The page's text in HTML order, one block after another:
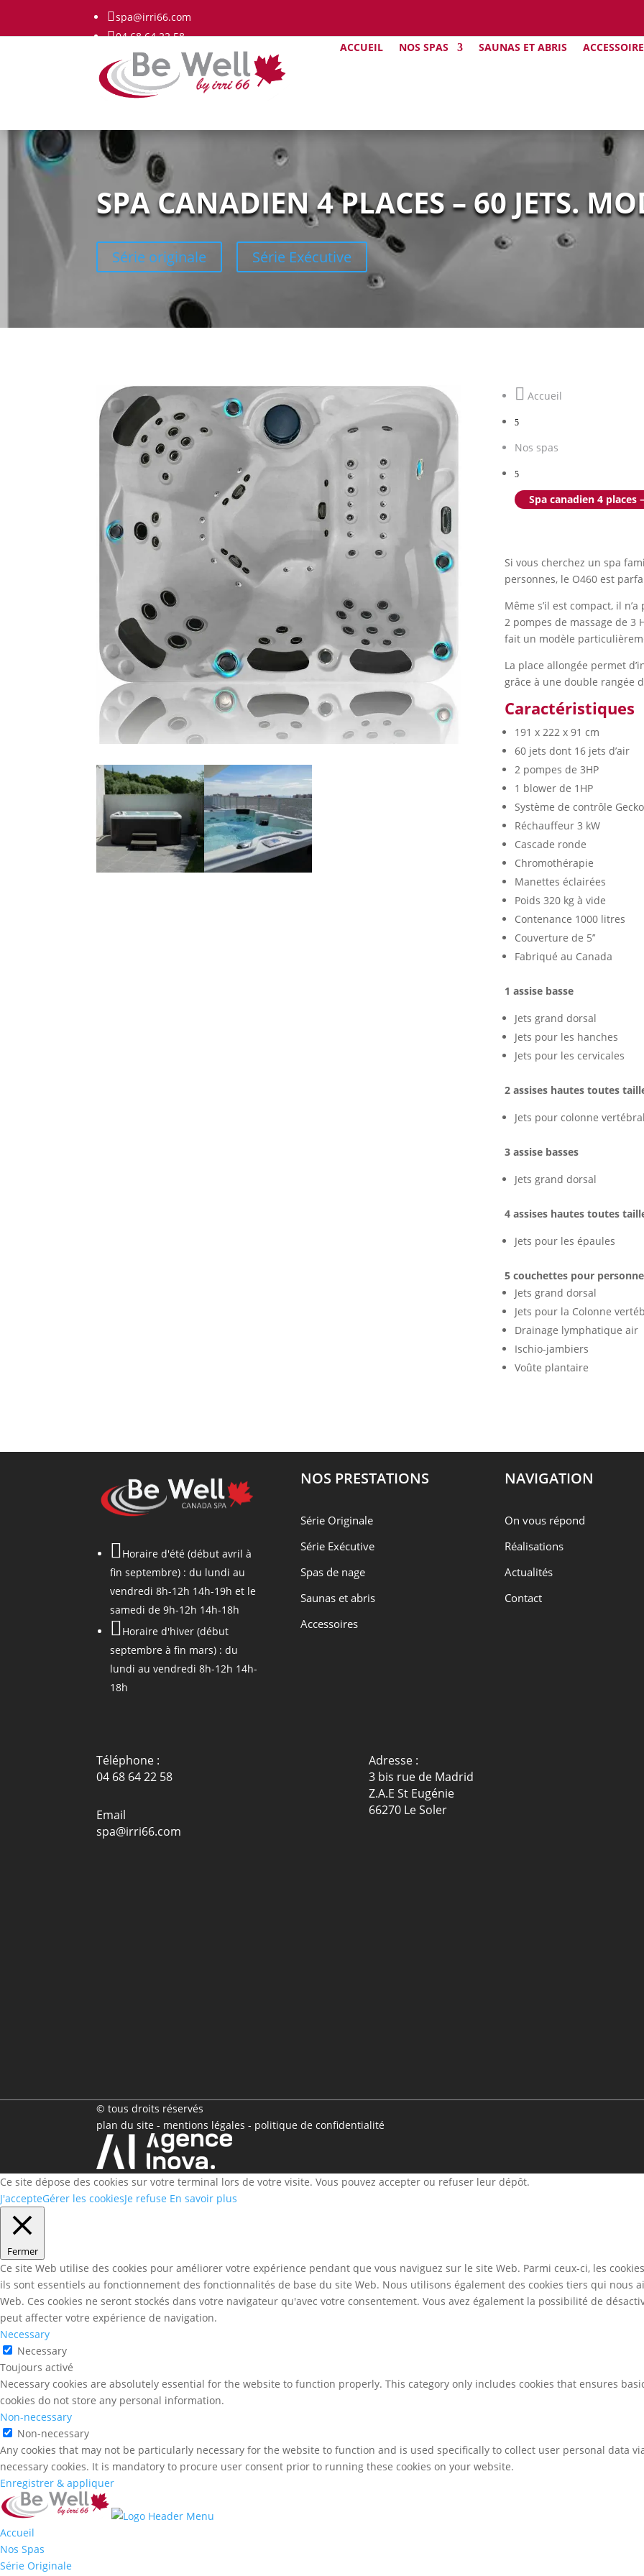
spa@irri66.com
04 68 64 22 58
ACCUEIL NOS SPAS SAUNAS ET ABRIS
SPA CANADIEN 4 PLACES – 60 JETS.
Série originale Série Exécutive
 Accueil
5
Nos spas
5
Spa canadien 4 places
Si vous cherchez un spa
personnes, le O460 est
Même s’il est compact, il
2 pompes de massage de 3
fait un modèle
La place allongée permet
grâce à une double rangée
Caractéristiques
191 x 222 x 91 cm
60 jets dont 16 jets d’air
2 pompes de 3HP
1 blower de 1HP
Système de contrôle Gecko
Réchauffeur 3 kW
Cascade ronde
Chromothérapie
Manettes éclairées
Poids 320 kg à vide
Contenance 1000 litres
Couverture de 5’’
Fabriqué au Canada
1 assise basse
Jets grand dorsal
Jets pour les hanches
Jets pour les cervicales
2 assises hautes toutes
Jets pour colonne
3 assise basses
Jets grand dorsal
4 assises hautes toutes
Jets pour les épaules
5 couchettes pour
Jets grand dorsal
Jets pour la Colonne
Drainage lymphatique air
Ischio-jambiers
Voûte plantaire
Horaire d'été (début avril à
fin septembre) : du lundi au
vendredi 8h-12h 14h-19h et le
samedi de 9h-12h 14h-18h
Horaire d'hiver (début
septembre à fin mars) : du
lundi au vendredi 8h-12h 14h-
18h
NOS PRESTATIONS
Série Originale
Série Exécutive
Spas de nage
Saunas et abris
Accessoires
NAVIGATION
On vous répond
Réalisations
Actualités
Contact
Téléphone :
04 68 64 22 58
Email
spa@irri66.com
Adresse :
3 bis rue de Madrid
Z.A.E St Eugénie
66270 Le Soler
© tous droits réservés
plan du site - mentions légales- politique de confidentialité
Ce site dépose des cookies sur votre terminal lors de votre visite. Vous pouvez accepter ou refuser leur dépôt.
J'accepteGérer les cookiesJe refuse En savoir plus
Fermer
Ce site Web utilise des cookies pour améliorer votre expérience pendant que vous naviguez sur le site Web. Parmi ceux-ci, les
ils sont essentiels au fonctionnement des fonctionnalités de base du site Web. Nous utilisons également des cookies tiers qui nous
Web. Ces cookies ne seront stockés dans votre navigateur qu'avec votre consentement. Vous avez également la possibilité de
peut affecter votre expérience de navigation.
Necessary
Necessary
Toujours activé
Necessary cookies are absolutely essential for the website to function properly. This category only includes cookies that ensures
cookies do not store any personal information.
Non-necessary
Non-necessary
Any cookies that may not be particularly necessary for the website to function and is used specifically to collect user personal data
necessary cookies. It is mandatory to procure user consent prior to running these cookies on your website.
Enregistrer & appliquer
Accueil
Nos Spas
Série Originale